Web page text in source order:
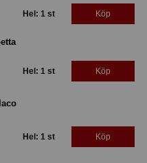
Hel: 1 st Köp
Hel: 1 st Köp
Hel: 1 st Köp